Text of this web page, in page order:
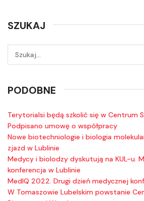
SZUKAJ
PODOBNE
Terytorialsi będą szkolić się w Centrum
Podpisano umowę o współpracy
Nowe biotechniologie i biologia
zjazd w Lublinie
Medycy i biolodzy dyskutują na KUL-u.
konferencja w Lublinie
MedIQ 2022. Drugi dzień medycznej
W Tomaszowie Lubelskim powstanie